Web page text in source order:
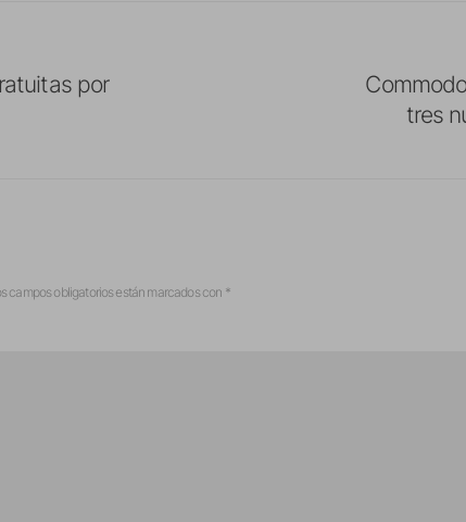
por
tres
campos obligatorios están marcados con *